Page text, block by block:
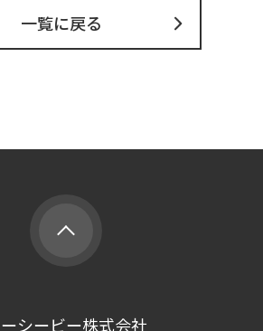
一覧に戻る
シービー株式会社